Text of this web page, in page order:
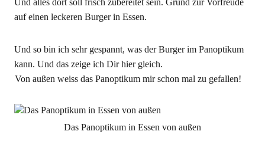
Und alles dort soll frisch zubereitet sein. Grund zur Vorfreude
auf einen leckeren Burger in Essen.
Und so bin ich sehr gespannt, was der Burger im Panoptikum
kann. Und das zeige ich Dir hier gleich.
Von außen weiss das Panoptikum mir schon mal zu gefallen!
Das Panoptikum in Essen von außen